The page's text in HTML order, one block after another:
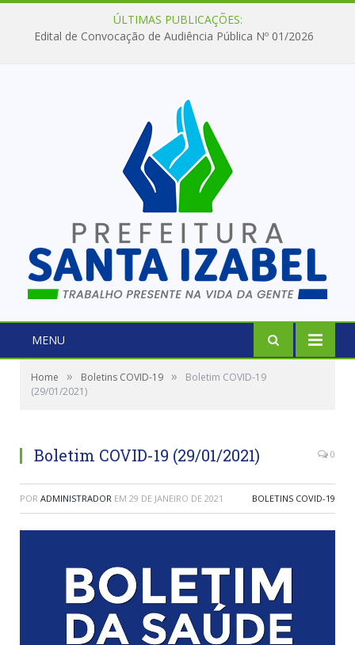
ÚLTIMAS PUBLICAÇÕES:
Edital de Convocação de Audiência Pública Nº 01/2026
MENU
Home » Boletins COVID-19 »
Boletim COVID-19
(29/01/2021)
Boletim COVID-19 (29/01/2021) 0
POR ADMINISTRADOR EM 29 DE JANEIRO DE 2021 BOLETINS COVID-19